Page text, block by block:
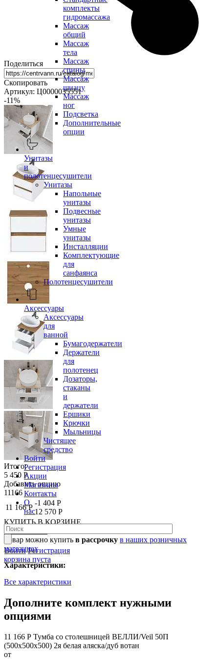
комплекты
гидромассажа
Массаж
общий
Массаж
тела
Массаж
спины
Массаж
шиацу
Массаж
ног
Подсветка
Дополнительные
опции
Унитазы
и
полотенцесушители
Унитазы
Напольные
унитазы
Подвесные
унитазы
Умные
унитазы
Инсталляции
Комплектующие
для
санфаянса
Полотенцесушители
Аксессуары
Аксессуары
для
ванной
Бумагодержатели
Держатели
для
полотенец
Дозаторы,
стаканы
и
держатели
Ершики
Крючки
Мыльницы
Чистящее
средство
Войти
Регистрация
Акции
Магазины
Контакты
О
нас
Войти Регистрация
корзина пуста
Поделиться
Скопировать
Артикул: Ц0000035551
-11%
Итого:
5 450 Р
Добавить опцию
11166
11 166 Р
-1 404 Р
12 570 Р
КУПИТЬ В КОРЗИНЕ
В КОРЗИНЕ
Товар можно купить в рассрочку в наших розничных
магазинах
Характеристики:
Все характеристики
Дополните комплект нужными
опциями
11 166 Р Тумба со столешницей ВЕЛЛИ/Veil 50П
(500х500х500) 2я белая аляска/дуб вотан
от